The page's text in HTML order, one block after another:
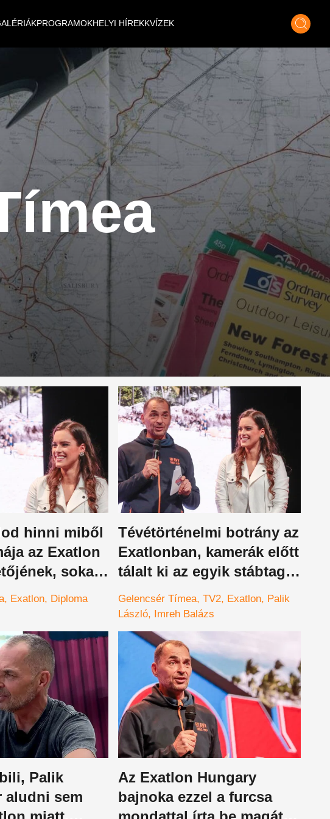
PROGRAMOKHELYI HÍREKKVÍZEK
hinni miből
az Exatlon
sokan
Exatlon Diploma
Tévétörténelmi botrány az
Exatlonban, kamerák előtt
tálalt ki az egyik stábtag a
szerződéséről
Gelencsér Tímea TV2 Exatlon Palik
László Imreh Balázs
Palik
aludni sem
Az Exatlon Hungary
bajnoka ezzel a furcsa